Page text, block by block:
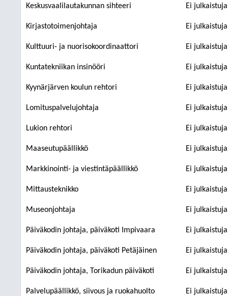
Keskusvaalilautakunnan sihteeri Ei
Kirjastotoimenjohtaja Ei
Kulttuuri- ja nuorisokoordinaattori Ei
Kuntatekniikan insinööri Ei
Kyynärjärven koulun rehtori Ei
Lomituspalvelujohtaja Ei
Lukion rehtori Ei
Maaseutupäällikkö Ei
Markkinointi- ja viestintäpäällikkö Ei
Mittausteknikko Ei
Museonjohtaja Ei
Päiväkodin johtaja, päiväkoti Impivaara Ei
Päiväkodin johtaja, päiväkoti Petäjäinen Ei
Päiväkodin johtaja, Torikadun päiväkoti Ei
Palvelupäällikkö, siivous ja ruokahuolto Ei